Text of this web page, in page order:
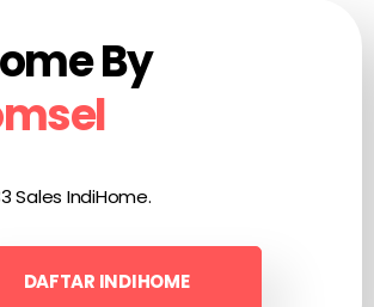
By
Sales IndiHome.
DAFTAR INDIHOME